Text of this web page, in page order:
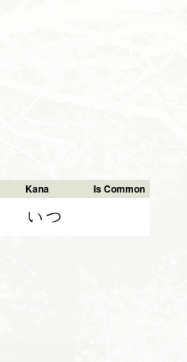
Kana Is Common
いつ